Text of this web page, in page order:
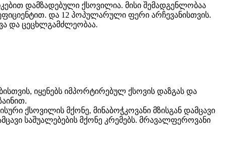
დამზადებული ქსოვილია. მისი შემადგენლობაა
და 12 პოპულარული ფერი არჩევანისთვის.
და ცეცხლგამძლეობაა.
იყენებს იმპორტირებულ ქსოვის დაზგას და
ქსოვილის მქონე, მინაბოჭკოვანი მზისგან დამცავი
საშუალებების მქონე კრემებს. მრავალფეროვანი